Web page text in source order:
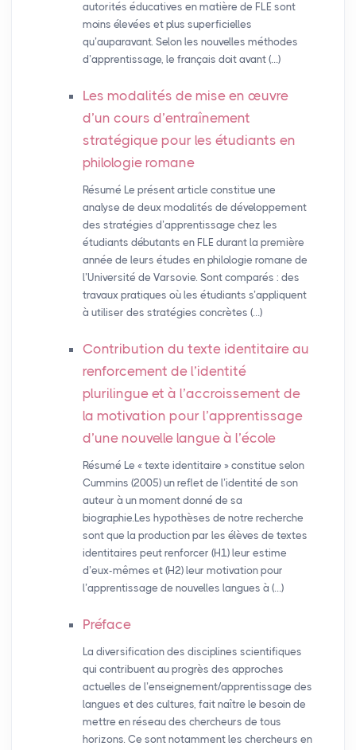
autorités éducatives en matière de FLE sont
moins élevées et plus superficielles
qu’auparavant. Selon les nouvelles méthodes
d’apprentissage, le français doit avant (…)
Les modalités de mise en œuvre
d’un cours d’entraînement
stratégique pour les étudiants en
philologie romane
Résumé Le présent article constitue une
analyse de deux modalités de développement
des stratégies d’apprentissage chez les
étudiants débutants en FLE durant la première
année de leurs études en philologie romane de
l’Université de Varsovie. Sont comparés : des
travaux pratiques où les étudiants s’appliquent
à utiliser des stratégies concrètes (…)
Contribution du texte identitaire au
renforcement de l’identité
plurilingue et à l’accroissement de
la motivation pour l’apprentissage
d’une nouvelle langue à l’école
Résumé Le « texte identitaire » constitue selon
Cummins (2005) un reflet de l’identité de son
auteur à un moment donné de sa
biographie.Les hypothèses de notre recherche
sont que la production par les élèves de textes
identitaires peut renforcer (H1) leur estime
d’eux-mêmes et (H2) leur motivation pour
l’apprentissage de nouvelles langues à (…)
Préface
La diversification des disciplines scientifiques
qui contribuent au progrès des approches
actuelles de l’enseignement/apprentissage des
langues et des cultures, fait naître le besoin de
mettre en réseau des chercheurs de tous
horizons. Ce sont notamment les chercheurs en